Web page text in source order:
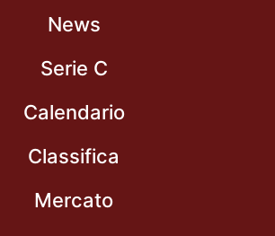
News
Serie C
Calendario
Classifica
Mercato